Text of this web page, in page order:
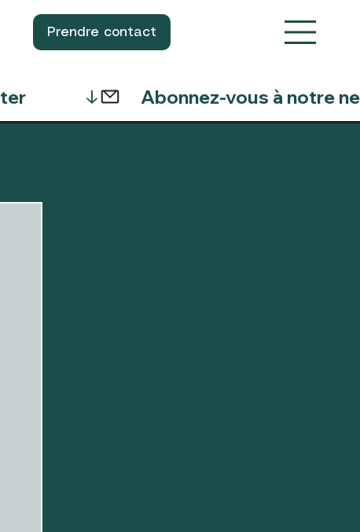
Prendre contact